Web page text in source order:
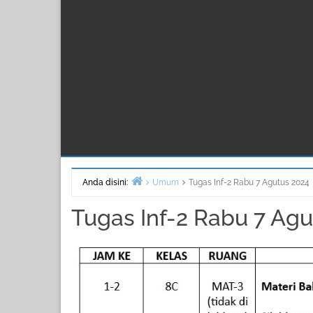
Anda disini:
Umum Tugas Inf-2 Rabu 7 Agutus 2024
Tugas Inf-2 Rabu 7